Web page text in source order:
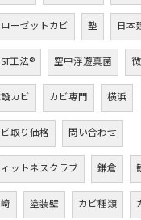
ーゼットカビ 塾 日本
工法® 空中浮遊真菌
カビ カビ専門 横浜
取り価格 問い合わせ
ットネスクラブ 鎌倉
塗装壁 カビ種類